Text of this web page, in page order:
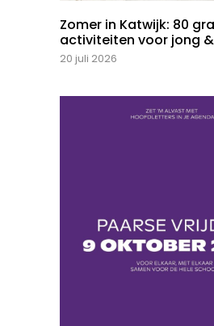
Zomer in Katwijk: 80
activiteiten voor jong
20 juli 2026